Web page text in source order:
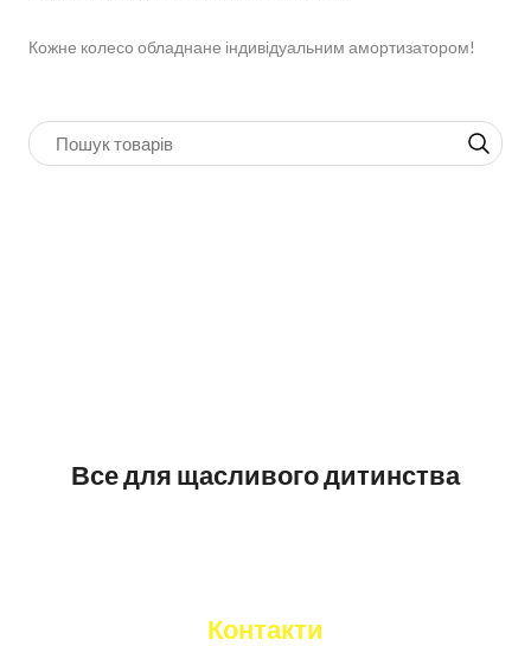
Кожне колесо обладнане індивідуальним амортизатором!
Все для щасливого дитинства
Контакти